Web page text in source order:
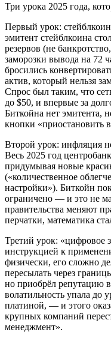
Три урока 2025 года,
Первый урок:
эмитент стейблкоина
резервов (не
заморозки вывода на 72
бросились
актив, который нельзя
Спрос был таким, что
до $50, и впервые за
Биткойна нет эмитента,
кнопки «приостановить
Второй урок: инфляция
Весь 2025 год
придумывая новые
(«количественное
настройки»). Биткойн
ограничено — и это не
правительства меняют
перчатки, математика
Третий урок: «цифровое
инструкцией к
физически, его сложно
пересылать через
но приобрёл репутацию
волатильность упала до
платиной, — и этого
крупных компаний
менеджмент».